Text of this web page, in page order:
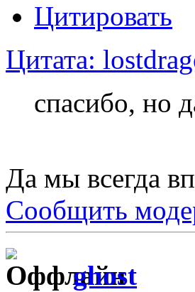
Цитировать
Цитата:
спасибо, но
Да мы всегда
Сообщить
ghost